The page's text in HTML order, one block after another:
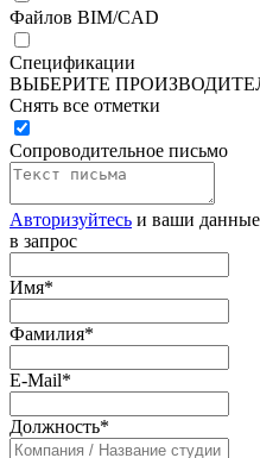
Файлов BIM/CAD
Спецификации
ВЫБЕРИТЕ
Снять все отметки
Сопроводительное письмо
Авторизуйтесь и ваши данные
в запрос
Имя*
Фамилия*
E-Mail*
Должность*